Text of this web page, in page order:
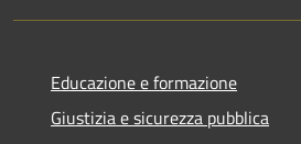
Educazione e formazione
Giustizia e sicurezza pubblica